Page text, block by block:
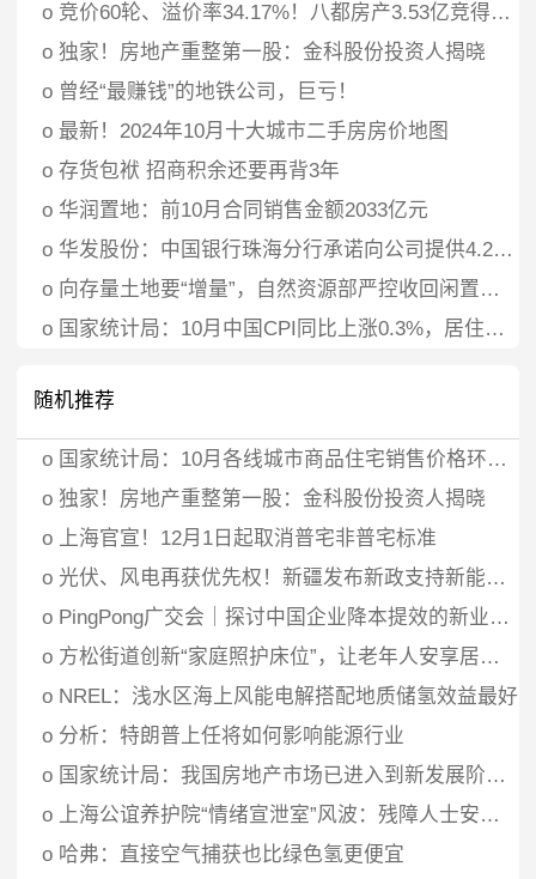
o 竞价60轮、溢价率34.17%！八都房产3.53亿竞得义乌江东街道宅地
o 独家！房地产重整第一股：金科股份投资人揭晓
o 曾经“最赚钱”的地铁公司，巨亏！
o 最新！2024年10月十大城市二手房房价地图
o 存货包袱 招商积余还要再背3年
o 华润置地：前10月合同销售金额2033亿元
o 华发股份：中国银行珠海分行承诺向公司提供4.2亿元贷款资金专项用于股票回购
o 向存量土地要“增量”，自然资源部严控收回闲置土地再供应，房企建议“回收定价方面有一定政策倾斜”
o 国家统计局：10月中国CPI同比上涨0.3%，居住价格下降0.1%
随机推荐
o 国家统计局：10月各线城市商品住宅销售价格环比降幅收窄或转涨、同比降幅趋稳
o 独家！房地产重整第一股：金科股份投资人揭晓
o
上海官宣！12月1日起取消普宅非普宅标准
o 光伏、风电再获优先权！新疆发布新政支持新能源消纳
o PingPong广交会｜探讨中国企业降本提效的新业态、新模式，为外贸企业全方位赋能
o 方松街道创新“家庭照护床位”，让老年人安享居家养老新体验！
o NREL：浅水区海上风能电解搭配地质储氢效益最好
o 分析：特朗普上任将如何影响能源行业
o 国家统计局：我国房地产市场已进入到新发展阶段，未来从以数量扩张为主转向以质量优化为主转变
o
上海公谊养护院“情绪宣泄室”风波：残障人士安置引热议，官方迅速响应整改
o 哈弗：直接空气捕获也比绿色氢更便宜